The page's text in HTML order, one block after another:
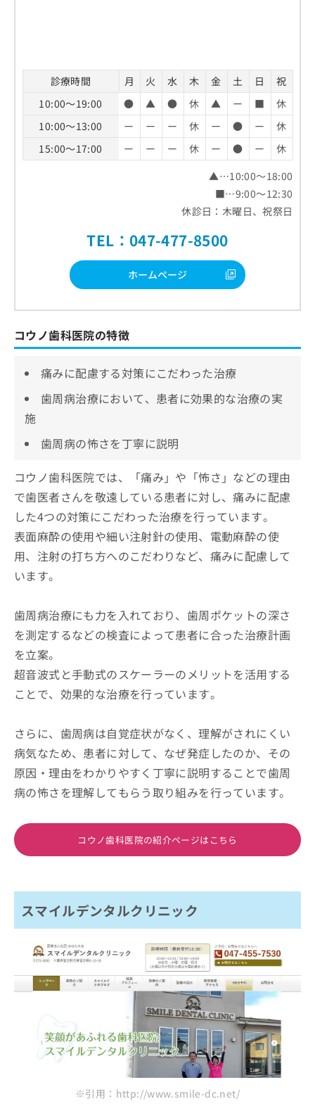
診療時間 月 火 水 木 金 土 日
祝
10:00～19:00
● ▲ ● 休 ▲ ー ■
休
10:00～13:00
ー ー ー 休 ー ● ー
休
15:00～17:00
ー ー ー 休 ー ● ー
休
▲…10:00～18:00
■…9:00～12:30
休診日：木曜日、祝祭日
TEL：047-477-8500
ホームページ
コウノ歯科医院の特徴
痛みに配慮する対策にこだわった治療
歯周病治療において、患者に効果的な治療の実
施
歯周病の怖さを丁寧に説明
コウノ歯科医院では、「痛み」や「怖さ」などの理由
で歯医者さんを敬遠している患者に対し、痛みに配慮
した4つの対策にこだわった治療を行っています。
表面麻酔の使用や細い注射針の使用、電動麻酔の使
用、注射の打ち方へのこだわりなど、痛みに配慮して
います。
歯周病治療にも力を入れており、歯周ポケットの深さ
を測定するなどの検査によって患者に合った治療計画
を立案。
超音波式と手動式のスケーラーのメリットを活用する
ことで、効果的な治療を行っています。
さらに、歯周病は自覚症状がなく、理解がされにくい
病気なため、患者に対して、なぜ発症したのか、その
原因・理由をわかりやすく丁寧に説明することで歯周
病の怖さを理解してもらう取り組みを行っています。
コウノ歯科医院の紹介ページはこちら
スマイルデンタルクリニック
※引用：http://www.smile-dc.net/